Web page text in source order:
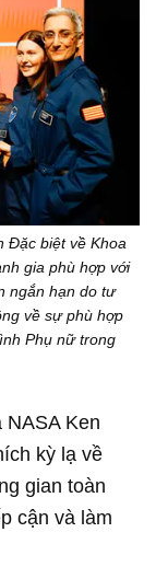
Đặc biệt về Khoa
gia phù hợp với
ngắn hạn do tư
về sự phù hợp
Phụ nữ trong
NASA Ken
kỳ lạ về
gian toàn
cận và làm